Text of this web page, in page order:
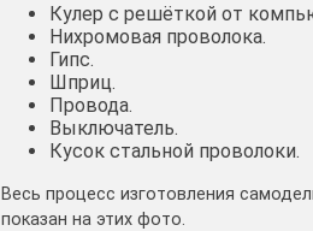
Кулер с решёткой от
Нихромовая проволока.
Гипс.
Шприц.
Провода.
Выключатель.
Кусок стальной проволоки.
Весь процесс изготовления
показан на этих фото.